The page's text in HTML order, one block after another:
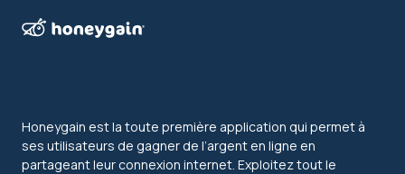
Honeygain est la toute première application qui permet à
ses utilisateurs de gagner de l’argent en ligne en
partageant leur connexion internet. Exploitez tout le